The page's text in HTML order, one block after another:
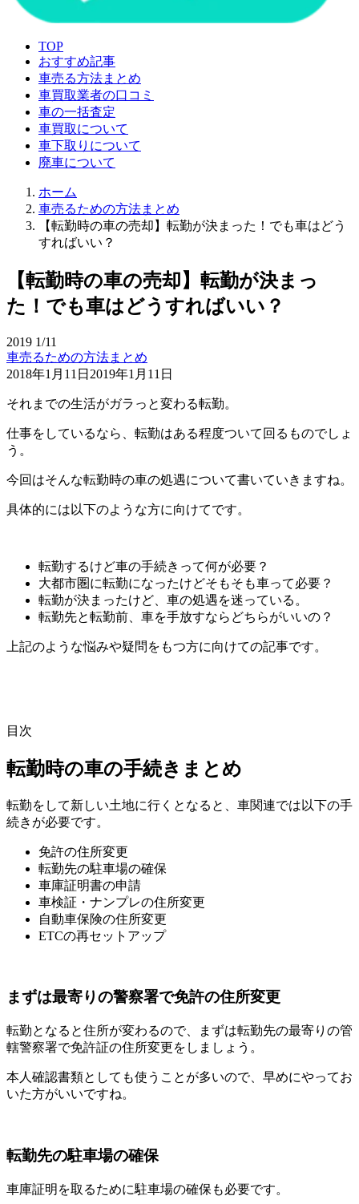
TOP
おすすめ記事
車売る方法まとめ
車買取業者の口コミ
車の一括査定
車買取について
車下取りについて
廃車について
ホーム
車売るための方法まとめ
【転勤時の車の売却】転勤が決まった！でも車はどう
すればいい？
【転勤時の車の売却】転勤が決まっ
た！でも車はどうすればいい？
2019 1/11
車売るための方法まとめ
2018年1月11日 2019年1月11日
それまでの生活がガラっと変わる転勤。
仕事をしているなら、転勤はある程度ついて回るものでしょ
う。
今回はそんな転勤時の車の処遇について書いていきますね。
具体的には以下のような方に向けてです。
転勤するけど車の手続きって何が必要？
大都市圏に転勤になったけどそもそも車って必要？
転勤が決まったけど、車の処遇を迷っている。
転勤先と転勤前、車を手放すならどちらがいいの？
上記のような悩みや疑問をもつ方に向けての記事です。
目次
転勤時の車の手続きまとめ
転勤をして新しい土地に行くとなると、車関連では以下の手
続きが必要です。
免許の住所変更
転勤先の駐車場の確保
車庫証明書の申請
車検証・ナンプレの住所変更
自動車保険の住所変更
ETCの再セットアップ
まずは最寄りの警察署で免許の住所変更
転勤となると住所が変わるので、まずは転勤先の最寄りの管
轄警察署で免許証の住所変更をしましょう。
本人確認書類としても使うことが多いので、早めにやってお
いた方がいいですね。
転勤先の駐車場の確保
車庫証明を取るために駐車場の確保も必要です。